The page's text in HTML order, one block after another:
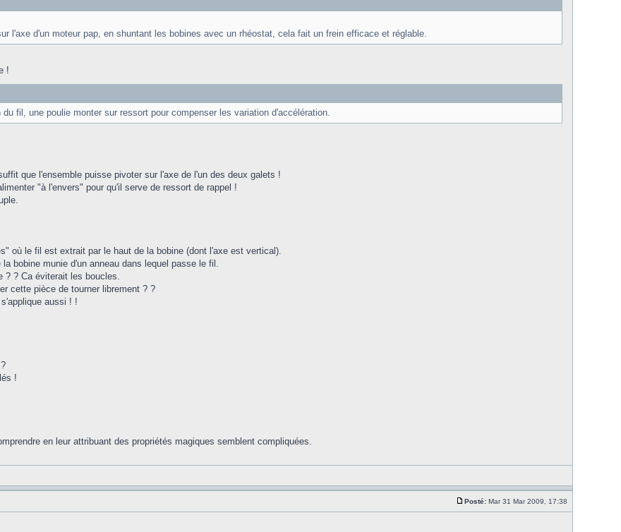
l'axe d'un moteur pap, en shuntant les bobines avec un rhéostat, cela fait un frein efficace et réglable.
!
du fil, une poulie monter sur ressort pour compenser les variation d'accélération.
que l'ensemble puisse pivoter sur l'axe de l'un des deux galets !
"à l'envers" pour qu'il serve de ressort de rappel !
où le fil est extrait par le haut de la bobine (dont l'axe est vertical).
bobine munie d'un anneau dans lequel passe le fil.
? ? Ca éviterait les boucles.
cette pièce de tourner librement ? ?
aussi ! !
!
en leur attribuant des propriétés magiques semblent compliquées.
Posté: Mar 31 Mar 2009, 17:38